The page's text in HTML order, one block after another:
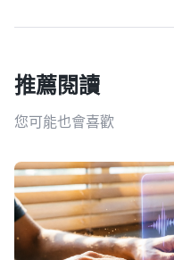
推薦閱讀
您可能也會喜歡